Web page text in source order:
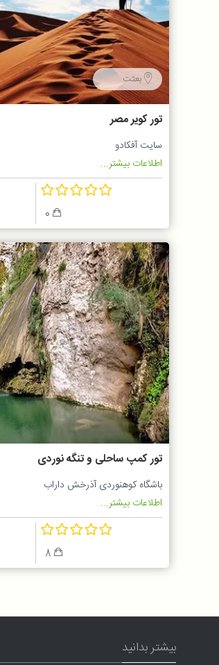
بعثت
تور کویر مصر
سایت آفکادو
اطلاعات بیشتر...
تور کمپ ساحلی و تنگه نوردی
باشگاه کوهنوردی آذرخش داراب
اطلاعات بیشتر...
بیشتر بدانید